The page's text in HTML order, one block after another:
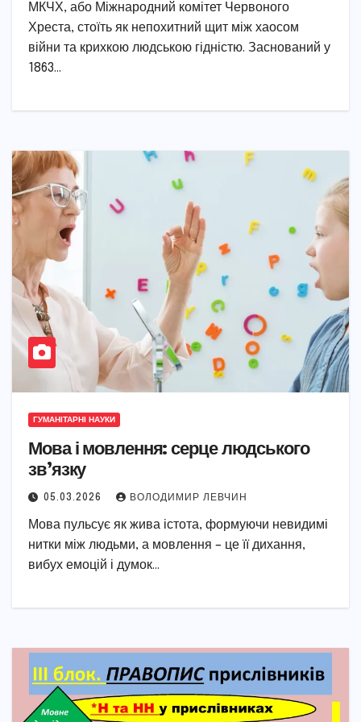
МКЧХ, або Міжнародний комітет Червоного
Хреста, стоїть як непохитний щит між хаосом
війни та крихкою людською гідністю. Заснований у
1863…
ГУМАНІТАРНІ НАУКИ
Мова і мовлення: серце людського
зв’язку
05.03.2026 ВОЛОДИМИР ЛЕВЧИН
Мова пульсує як жива істота, формуючи невидимі
нитки між людьми, а мовлення – це її дихання,
вибух емоцій і думок…